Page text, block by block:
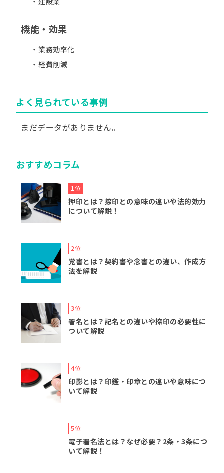
機能・効果
業務効率化
経費削減
よく見られている事例
まだデータがありません。
おすすめコラム
押印とは？捺印との意味の違いや法的効力
について解説！
覚書とは？契約書や念書との違い、作成方
法を解説
署名とは？記名との違いや捺印の必要性に
ついて解説
印影とは？印鑑・印章との違いや意味につ
いて解説
電子署名法とは？なぜ必要？2条・3条につ
いて解説！